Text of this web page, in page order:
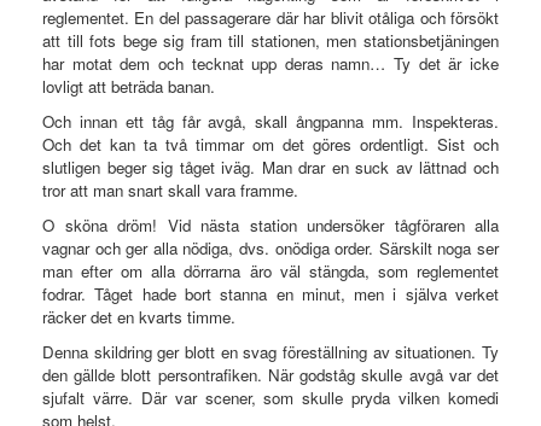
reglementet. En del passagerare där har blivit otåliga och försökt
att till fots bege sig fram till stationen, men stationsbetjäningen
har motat dem och tecknat upp deras namn… Ty det är icke
lovligt att beträda banan.
Och innan ett tåg får avgå, skall ångpanna mm. Inspekteras.
Och det kan ta två timmar om det göres ordentligt. Sist och
slutligen beger sig tåget iväg. Man drar en suck av lättnad och
tror att man snart skall vara framme.
O sköna dröm! Vid nästa station undersöker tågföraren alla
vagnar och ger alla nödiga, dvs. onödiga order. Särskilt noga ser
man efter om alla dörrarna äro väl stängda, som reglementet
fodrar. Tåget hade bort stanna en minut, men i själva verket
räcker det en kvarts timme.
Denna skildring ger blott en svag föreställning av situationen. Ty
den gällde blott persontrafiken. När godståg skulle avgå var det
sjufalt värre. Där var scener, som skulle pryda vilken komedi
som helst.